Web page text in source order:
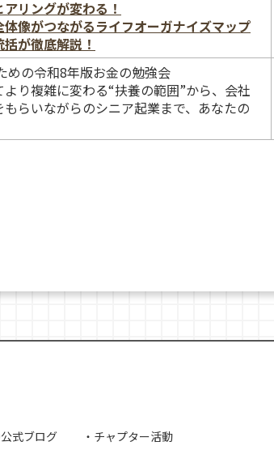
リングが変わる！
像がつながるライフオーガナイズマップ
が徹底解説！
めの令和8年版お金の勉強会
り複雑に変わる“扶養の範囲”から、会社
らいながらのシニア起業まで、あなたの
公式ブログ ・チャプター活動